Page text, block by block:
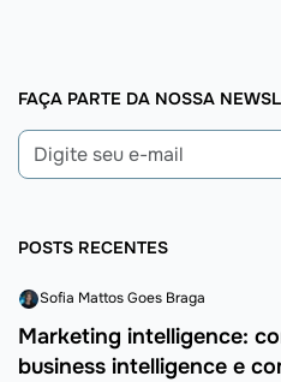
FAÇA PARTE DA NOSSA
POSTS RECENTES
Sofia Mattos Goes Braga
Marketing intelligence:
business intelligence e